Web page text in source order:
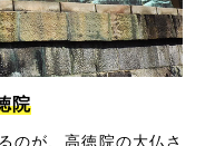
院
のが、高徳院の大仏さ